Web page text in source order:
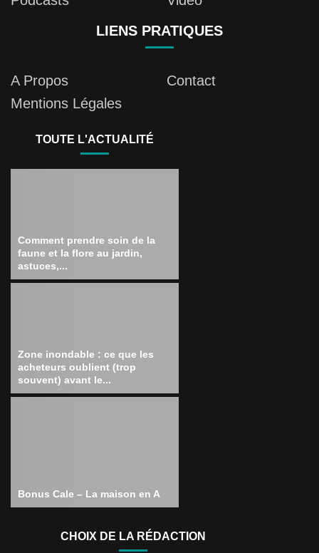
LIENS PRATIQUES
A Propos
Contact
Mentions Légales
TOUTE L'ACTUALITÉ
Comment prendre soin de la
faune et la flore au jardin,
astuces,...
Zone inondable : ce que les
acheteurs oublient (trop
souvent) avant le...
Bonus Cale – La maison en A
CHOIX DE LA RÉDACTION